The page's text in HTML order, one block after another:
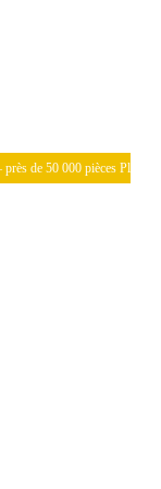
50 000 pièces Playmobil